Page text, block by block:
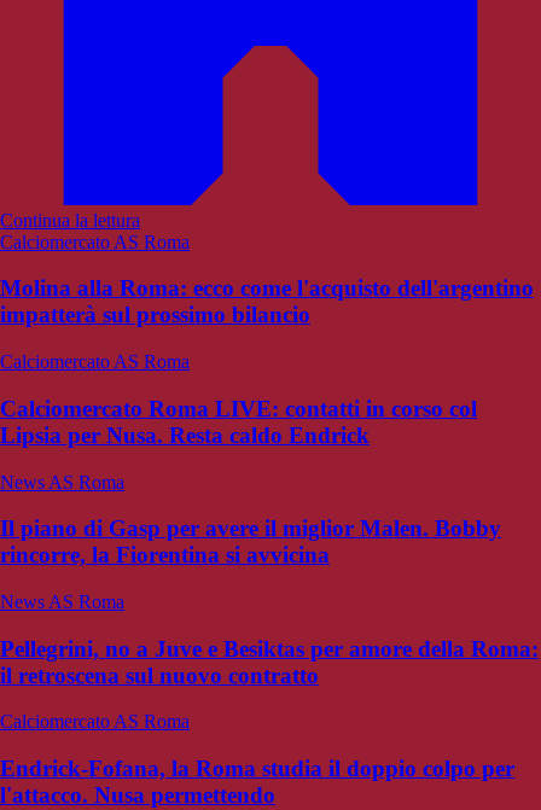
Continua la lettura
Calciomercato AS Roma
Molina alla Roma: ecco come l'acquisto dell'argentino
impatterà sul prossimo bilancio
Calciomercato AS Roma
Calciomercato Roma LIVE: contatti in corso col
Lipsia per Nusa. Resta caldo Endrick
News AS Roma
Il piano di Gasp per avere il miglior Malen. Bobby
rincorre, la Fiorentina si avvicina
News AS Roma
Pellegrini, no a Juve e Besiktas per amore della Roma:
il retroscena sul nuovo contratto
Calciomercato AS Roma
Endrick-Fofana, la Roma studia il doppio colpo per
l'attacco. Nusa permettendo